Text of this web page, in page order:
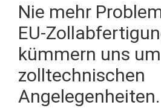
Nie mehr
EU-
kümmern uns
zolltechnischen
Angelegenheiten.